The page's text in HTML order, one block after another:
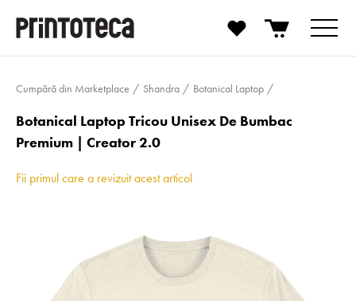
Cumpără din Marketplace Shandra Botanical Laptop
Botanical Laptop Tricou Unisex De Bumbac
Premium | Creator 2.0
Fii primul care a revizuit acest articol